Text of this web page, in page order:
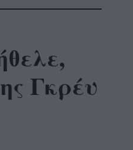
Γκρέυ